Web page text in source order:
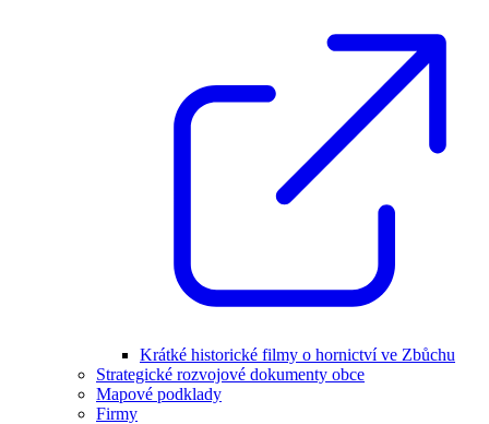
Krátké historické filmy o hornictví ve Zbůchu
Strategické rozvojové dokumenty obce
Mapové podklady
Firmy